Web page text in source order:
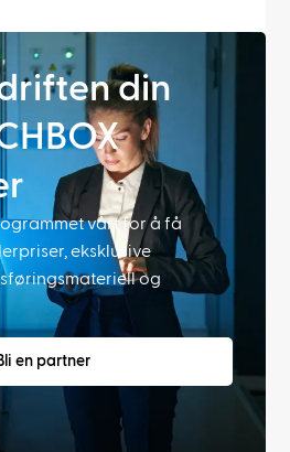
din
vårt for å få
eksklusive
og
en partner